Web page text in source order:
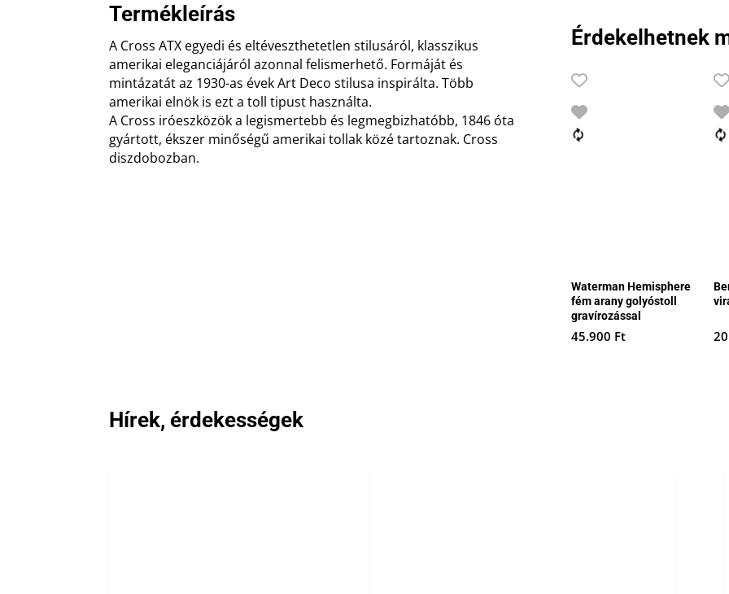
Termékleírás
A Cross ATX egyedi és eltéveszthetetlen stilusáról, klasszikus
amerikai eleganciájáról azonnal felismerhető. Formáját és
mintázatát az 1930-as évek Art Deco stilusa inspirálta. Több
amerikai elnök is ezt a toll tipust használta.
A Cross iróeszközök a legismertebb és legmegbizhatóbb, 1846 óta
gyártott, ékszer minőségű amerikai tollak közé tartoznak. Cross
diszdobozban.
Érdekelhetnek
Waterman Hemisphere
fém arany golyóstoll
gravírozással
45.900 Ft
Hírek, érdekességek